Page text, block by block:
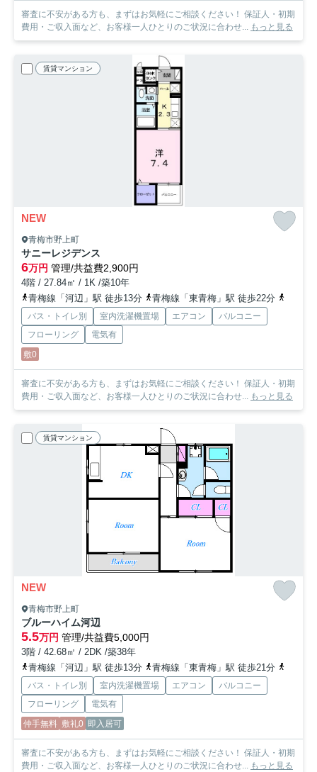
審査に不安がある方も、まずはお気軽にご相談ください！ 保証人・初期
費用・ご収入面など、お客様一人ひとりのご状況に合わせ... もっと見る
賃貸マンション
NEW
青梅市野上町
サニーレジデンス
6万円 管理/共益費2,900円
4階 / 27.84㎡ / 1K /築10年
青梅線「河辺」駅 徒歩13分
青梅線「東青梅」駅 徒歩22分
バス・トイレ別 室内洗濯機置場 エアコン
バルコニー
フローリング
電気有
敷0
審査に不安がある方も、まずはお気軽にご相談ください！ 保証人・初期
費用・ご収入面など、お客様一人ひとりのご状況に合わせ... もっと見る
賃貸マンション
NEW
青梅市野上町
ブルーハイム河辺
5.5万円 管理/共益費5,000円
3階 / 42.68㎡ / 2DK /築38年
青梅線「河辺」駅 徒歩13分
青梅線「東青梅」駅 徒歩21分
バス・トイレ別 室内洗濯機置場 エアコン
バルコニー
フローリング
電気有
仲手無料 敷礼0 即入居可
審査に不安がある方も、まずはお気軽にご相談ください！ 保証人・初期
費用・ご収入面など、お客様一人ひとりのご状況に合わせ... もっと見る